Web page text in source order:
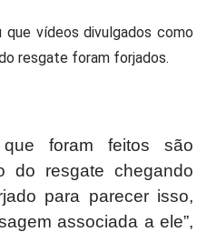
que vídeos divulgados como
resgate foram forjados.
foram feitos são
do resgate chegando
para parecer isso,
associada a ele”,